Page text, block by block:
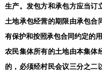
生产。发包方和承包方应当订
土地承包经营的期限由承包合
有保护和按照承包合同约定的
农民集体所有的土地由本集体
的，必须经村民会议三分之二